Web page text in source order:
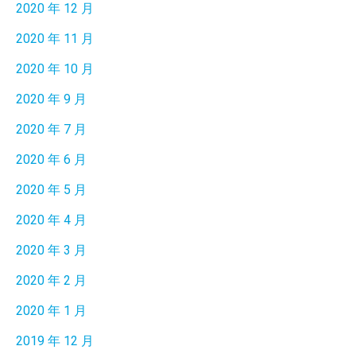
2020 年 12 月
2020 年 11 月
2020 年 10 月
2020 年 9 月
2020 年 7 月
2020 年 6 月
2020 年 5 月
2020 年 4 月
2020 年 3 月
2020 年 2 月
2020 年 1 月
2019 年 12 月